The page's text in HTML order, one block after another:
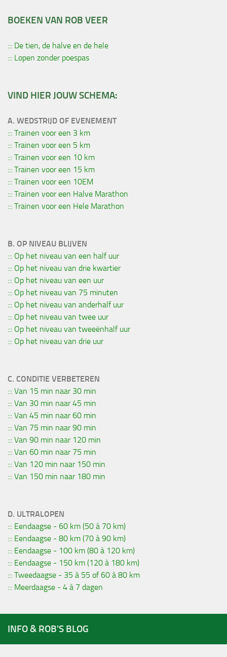
BOEKEN VAN ROB VEER
::: De tien, de halve en de hele
::: Lopen zonder poespas
VIND HIER JOUW SCHEMA:
A. WEDSTRIJD OF EVENEMENT
::: Trainen voor een 3 km
::: Trainen voor een 5 km
::: Trainen voor een 10 km
::: Trainen voor een 15 km
::: Trainen voor een 10EM
::: Trainen voor een Halve Marathon
::: Trainen voor een Hele Marathon
B. OP NIVEAU BLIJVEN
::: Op het niveau van een half uur
::: Op het niveau van drie kwartier
::: Op het niveau van een uur
::: Op het niveau van 75 minuten
::: Op het niveau van anderhalf uur
::: Op het niveau van twee uur
::: Op het niveau van tweeënhalf uur
::: Op het niveau van drie uur
C. CONDITIE VERBETEREN
::: Van 15 min naar 30 min
::: Van 30 min naar 45 min
::: Van 45 min naar 60 min
::: Van 75 min naar 90 min
::: Van 90 min naar 120 min
::: Van 60 min naar 75 min
::: Van 120 min naar 150 min
::: Van 150 min naar 180 min
D. ULTRALOPEN
::: Eendaagse - 60 km (50 à 70 km)
::: Eendaagse - 80 km (70 à 90 km)
::: Eendaagse - 100 km (80 à 120 km)
::: Eendaagse - 150 km (120 à 180 km)
::: Tweedaagse - 35 à 55 of 60 à 80 km
::: Meerdaagse - 4 à 7 dagen
INFO & ROB'S BLOG